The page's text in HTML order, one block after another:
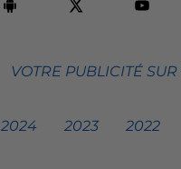
VOTRE PUBLICITÉ
2024 2023 2022